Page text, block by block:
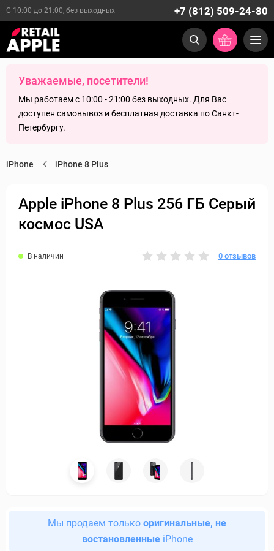
С 10:00 до 21:00, без выходных +7 (812) 509-24-80
Уважаемые, посетители!
Мы работаем с 10:00 - 21:00 без выходных. Для Вас
доступен самовывоз и бесплатная доставка по Санкт-
Петербургу.
iPhone iPhone 8 Plus
Apple iPhone 8 Plus 256 ГБ Серый
космос USA
В наличии 0 отзывов
Мы продаем только оригинальные, не
востановленныеiPhone